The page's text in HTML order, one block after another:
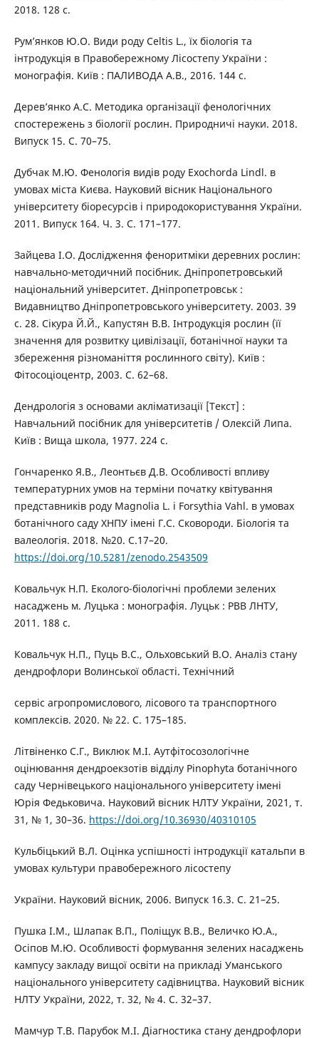
2018. 128 с.
Рум’янков Ю.О. Види роду Celtis L., їх біологія та
інтродукція в Правобережному Лісостепу України :
монографія. Київ : ПАЛИВОДА А.В., 2016. 144 с.
Дерев’янко А.С. Методика організації фенологічних
спостережень з біології рослин. Природничі науки. 2018.
Випуск 15. С. 70–75.
Дубчак М.Ю. Фенологія видів роду Exochorda Lindl. в
умовах міста Києва. Науковий вісник Національного
університету біоресурсів і природокористування України.
2011. Випуск 164. Ч. 3. С. 171–177.
Зайцева І.О. Дослідження феноритміки деревних рослин:
навчально-методичний посібник. Дніпропетровський
національний університет. Дніпропетровськ :
Видавництво Дніпропетровського університету. 2003. 39
с. 28. Сікура Й.Й., Капустян В.В. Інтродукція рослин (її
значення для розвитку цивілізації, ботанічної науки та
збереження різноманіття рослинного світу). Київ :
Фітосоціоцентр, 2003. C. 62–68.
Дендрологія з основами акліматизації [Текст] :
Навчальний посібник для університетів / Олексій Липа.
Київ : Вища школа, 1977. 224 с.
Гончаренко Я.В., Леонтьєв Д.В. Особливості впливу
температурних умов на терміни початку квітування
представників роду Magnolia L. і Forsythia Vahl. в умовах
ботанічного саду ХНПУ імені Г.С. Сковороди. Біологія та
валеологія. 2018. №20. С.17–20.
https://doi.org/10.5281/zenodo.2543509
Ковальчук Н.П. Еколого-біологічні проблеми зелених
насаджень м. Луцька : монографія. Луцьк : РВВ ЛНТУ,
2011. 188 с.
Ковальчук Н.П., Пуць В.С., Ольховський В.О. Аналіз стану
дендрофлори Волинської області. Технічний
сервіс агропромислового, лісового та транспортного
комплексів. 2020. № 22. С. 175–185.
Літвіненко С.Г., Виклюк М.І. Аутфітосозологічне
оцінювання дендроекзотів відділу Pinophyta ботанічного
саду Чернівецького національного університету імені
Юрія Федьковича. Науковий вісник НЛТУ України, 2021, т.
31, № 1, 30–36. https://doi.org/10.36930/40310105
Кульбіцький В.Л. Оцінка успішності інтродукції катальпи в
умовах культури правобережного лісостепу
України. Науковий вісник, 2006. Випуск 16.3. С. 21–25.
Пушка І.М., Шлапак В.П., Поліщук В.В., Величко Ю.А.,
Осіпов М.Ю. Особливості формування зелених насаджень
кампусу закладу вищої освіти на прикладі Уманського
національного університету садівництва. Науковий вісник
НЛТУ України, 2022, т. 32, № 4. С. 32–37.
Мамчур Т.В. Парубок М.І. Діагностика стану дендрофлори